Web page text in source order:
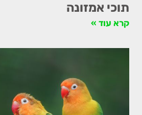
תוכי אמזונה
קרא עוד »